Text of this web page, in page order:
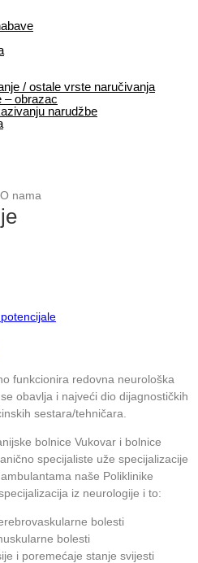
/ ostale vrste naručivanja
– obrazac
narudžbe
O nama
funkcionira redovna neurološka
obavlja i najveći dio dijagnostičkih
sestara/tehničara.
bolnice Vukovar i bolnice
specijaliste uže specijalizacije
naše Poliklinike
iz neurologije i to:
bolesti
bolesti
i poremećaje stanje svijesti